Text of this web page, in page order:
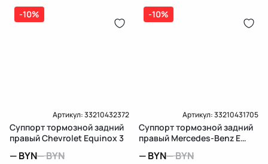
-10%
Артикул:33210432372
Суппорт тормозной задний
правый Chevrolet Equinox 3
—BYN—BYN
-10%
Артикул:33210431705
Суппорт тормозной задний
правый Mercedes-Benz E
—BYN—BYN